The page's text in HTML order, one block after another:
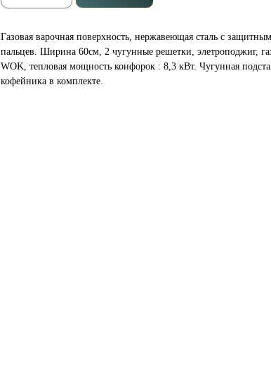
Газовая варочная поверхность, нержавеющая сталь с
пальцев. Ширина 60см, 2 чугунные решетки, элетроподжиг,
WOK, тепловая мощность конфорок : 8,3 кВт. Чугунная
кофейника в комплекте.